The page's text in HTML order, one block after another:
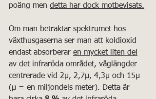
poäng men detta har dock motbevisats.
Om man betraktar spektrumet hos
växthusgaserna ser man att koldioxid
endast absorberar en mycket liten del
av det infraröda området, våglängder
centrerade vid 2μ, 2,7μ, 4,3μ och 15μ
(μ = en miljondels meter). Detta är